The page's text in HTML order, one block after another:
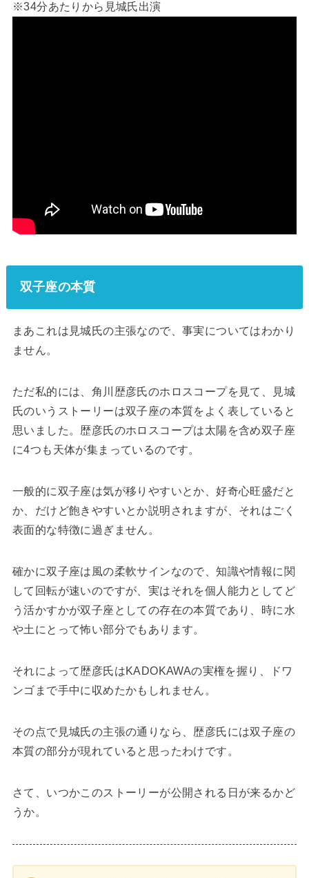
※34分あたりから見城氏出演
双子座の本質
まあこれは見城氏の主張なので、事実についてはわかり
ません。
ただ私的には、角川歴彦氏のホロスコープを見て、見城
氏のいうストーリーは双子座の本質をよく表していると
思いました。歴彦氏のホロスコープは太陽を含め双子座
に4つも天体が集まっているのです。
一般的に双子座は気が移りやすいとか、好奇心旺盛だと
か、だけど飽きやすいとか説明されますが、それはごく
表面的な特徴に過ぎません。
確かに双子座は風の柔軟サインなので、知識や情報に関
して回転が速いのですが、実はそれを個人能力としてど
う活かすかが双子座としての存在の本質であり、時に水
や土にとって怖い部分でもあります。
それによって歴彦氏はKADOKAWAの実権を握り、ドワ
ンゴまで手中に収めたかもしれません。
その点で見城氏の主張の通りなら、歴彦氏には双子座の
本質の部分が現れていると思ったわけです。
さて、いつかこのストーリーが公開される日が来るかど
うか。